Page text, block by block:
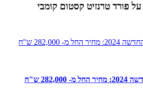
על פורד טרנזיט קסטום קומבי
ש"ח